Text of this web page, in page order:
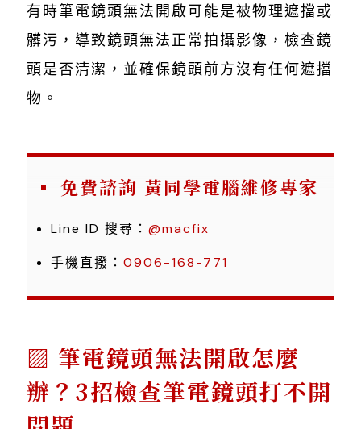
有時筆電鏡頭無法開啟可能是被物理遮擋或
髒污，導致鏡頭無法正常拍攝影像，檢查鏡
頭是否清潔，並確保鏡頭前方沒有任何遮擋
物。
免費諮詢 黃同學電腦維修專家
Line ID 搜尋： @macfix
手機直撥： 0906-168-771
筆電鏡頭無法開啟怎麼
辦？3招檢查筆電鏡頭打不開